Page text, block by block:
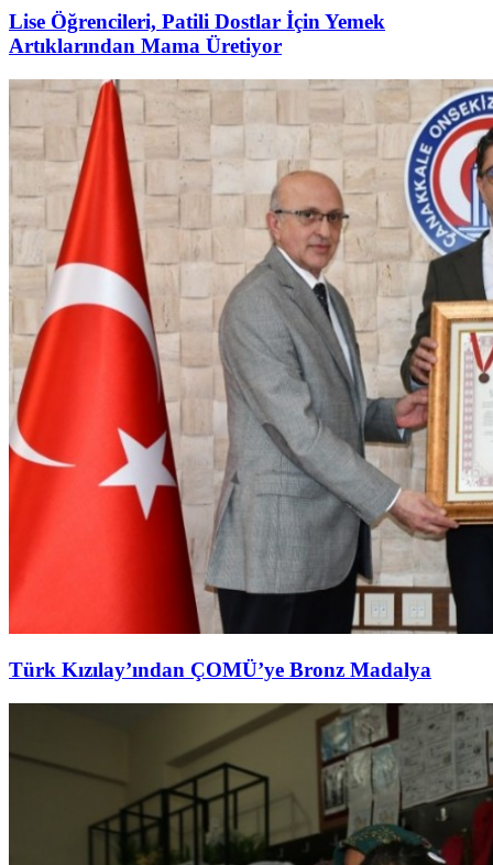
Lise Öğrencileri, Patili Dostlar İçin Yemek
Artıklarından Mama Üretiyor
Türk Kızılay’ından ÇOMÜ’ye Bronz Madalya